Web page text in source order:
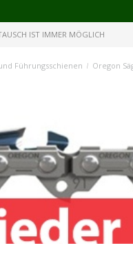
IST IMMER MÖGLICH
Führungsschienen / Oregon